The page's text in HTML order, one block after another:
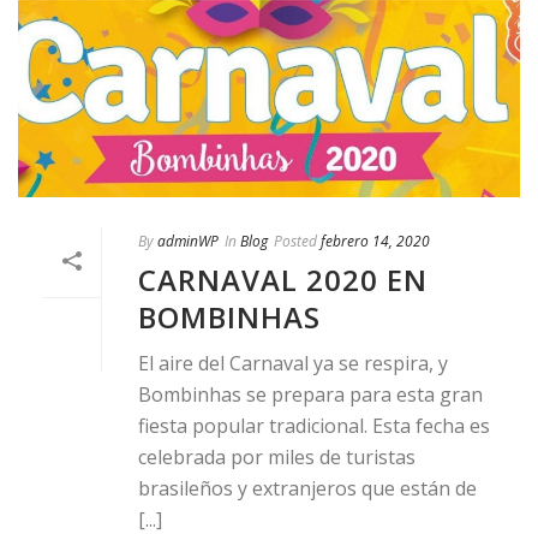
ByadminWP In Blog Postedfebrero 14, 2020
CARNAVAL 2020 EN
BOMBINHAS
El aire del Carnaval ya se respira, y
Bombinhas se prepara para esta gran
fiesta popular tradicional. Esta fecha es
celebrada por miles de turistas
brasileños y extranjeros que están de
[...]